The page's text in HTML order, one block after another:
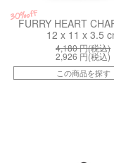
30%off
FURRY HEART
12 x 11 x 3.5
4,180円(税込)
2,926 円(税込)
この商品を探す